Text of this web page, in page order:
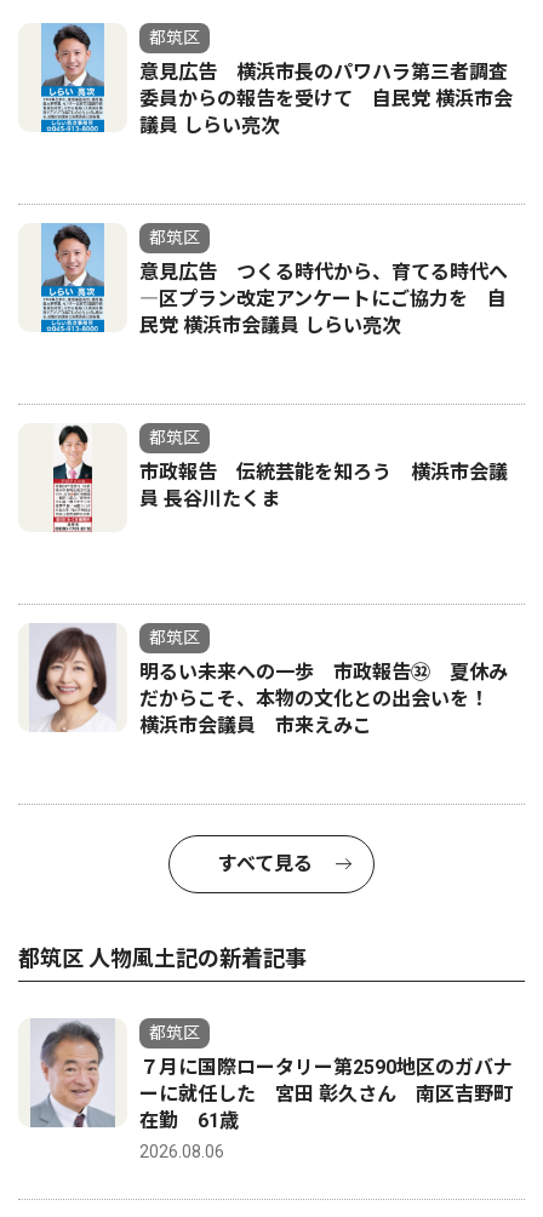
都筑区
意見広告 横浜市長のパワハラ第三者調査
委員からの報告を受けて 自民党 横浜市会
議員 しらい亮次
都筑区
意見広告 つくる時代から、育てる時代へ
―区プラン改定アンケートにご協力を 自
民党 横浜市会議員 しらい亮次
都筑区
市政報告 伝統芸能を知ろう 横浜市会議
員 長谷川たくま
都筑区
明るい未来への一歩 市政報告㉜ 夏休み
だからこそ、本物の文化との出会いを！
横浜市会議員 市来えみこ
すべて見る
都筑区 人物風土記の新着記事
都筑区
７月に国際ロータリー第2590地区のガバナ
ーに就任した 宮田 彰久さん 南区吉野町
在勤 61歳
2026.08.06